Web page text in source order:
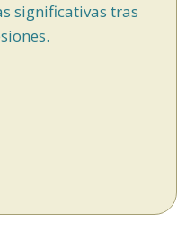
significativas tras